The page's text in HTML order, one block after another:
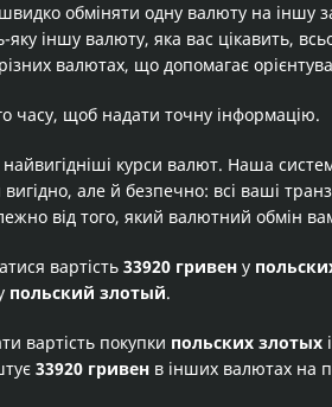
обміняти одну валюту на
яку іншу валюту, яка вас цікавить,
валютах, що допомагає
часу, щоб надати точну інформацію.
курси валют. Наша
але й безпечно: всі ваші
від того, який валютний обмін
вартість 33920 гривен у
польский злотый.
вартість покупки польских злотых
33920 гривен в інших валютах на